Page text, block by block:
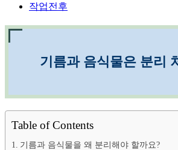
작업전후
기름과 음식물은 분리
Table of Contents
기름과 음식물을 왜 분리해야 할까요?